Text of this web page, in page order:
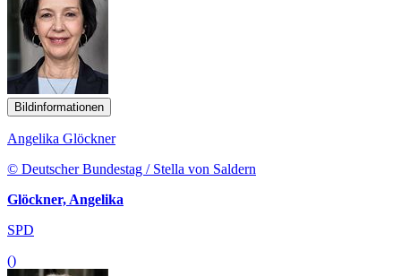
Bildinformationen
Angelika Glöckner
© Deutscher Bundestag / Stella von Saldern
Glöckner, Angelika
SPD
()